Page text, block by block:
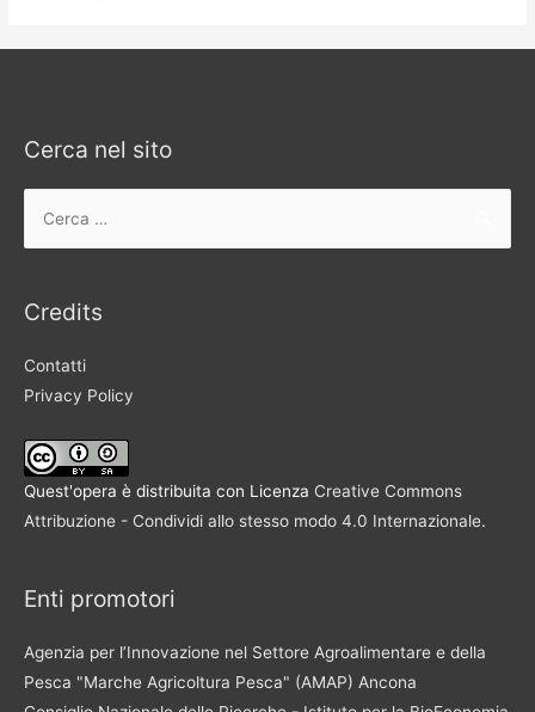
Cerca nel sito
Credits
Contatti
Privacy Policy
Quest'opera è distribuita con Licenza Creative Commons
Attribuzione - Condividi allo stesso modo 4.0 Internazionale.
Enti promotori
Agenzia per l’Innovazione nel Settore Agroalimentare e della
Pesca "Marche Agricoltura Pesca" (AMAP) Ancona